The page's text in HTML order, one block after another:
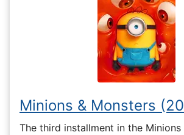
Minions & Monsters
The third installment in the